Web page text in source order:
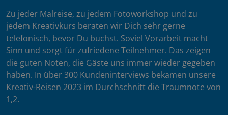
Zu jeder Malreise, zu jedem Fotoworkshop und zu
jedem Kreativkurs beraten wir Dich sehr gerne
telefonisch, bevor Du buchst. Soviel Vorarbeit macht
Sinn und sorgt für zufriedene Teilnehmer. Das zeigen
die guten Noten, die Gäste uns immer wieder gegeben
haben. In über 300 Kundeninterviews bekamen unsere
Kreativ-Reisen 2023 im Durchschnitt die Traumnote von
1,2.